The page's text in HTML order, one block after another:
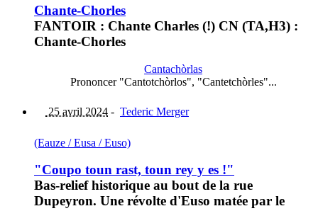
Chante-Chorles
FANTOIR : Chante Charles (!) CN (TA,H3) :
Chante-Chorles
Cantachòrlas
Prononcer "Cantotchòrlos", "Cantetchòrles"...
25 avril 2024 - Tederic Merger
(Eauze / Eusa / Euso)
"Coupo toun rast, toun rey y es !"
Bas-relief historique au bout de la rue
Dupeyron. Une révolte d'Euso matée par le